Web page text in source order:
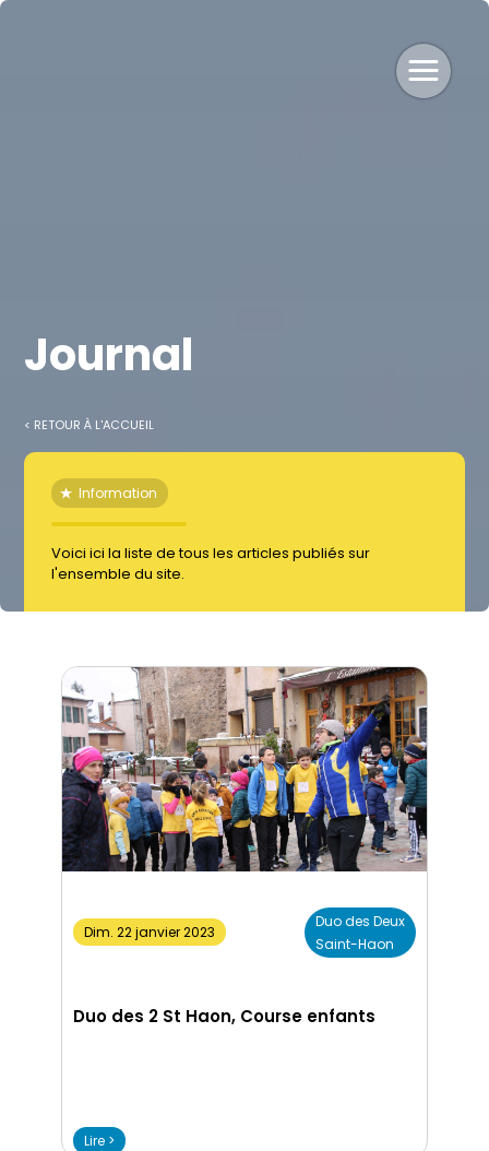
Journal
< RETOUR À L'ACCUEIL
٭ Information
Voici ici la liste de tous les articles publiés sur
l'ensemble du site.
Dim. 22 janvier 2023
Duo des Deux
Saint-Haon
Duo des 2 St Haon, Course enfants
Lire >